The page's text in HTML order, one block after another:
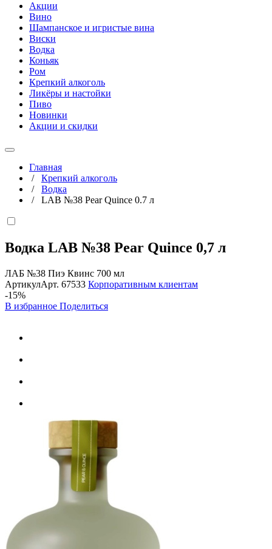
Акции
Вино
Шампанское и игристые вина
Виски
Водка
Коньяк
Ром
Крепкий алкоголь
Ликёры и настойки
Пиво
Новинки
Акции и скидки
Главная
/ Крепкий алкоголь
/ Водка
/ LAB №38 Pear Quince 0.7 л
Водка LAB №38 Pear Quince 0,7 л
ЛАБ №38 Пиэ Квинс 700 мл
АртикулАрт. 67533 Корпоративным клиентам
-15%
В избранное Поделиться